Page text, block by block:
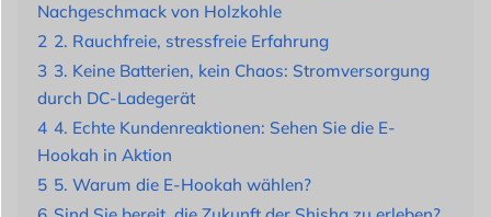
Nachgeschmack von Holzkohle
2 2. Rauchfreie, stressfreie Erfahrung
3 3. Keine Batterien, kein Chaos: Stromversorgung
durch DC-Ladegerät
4 4. Echte Kundenreaktionen: Sehen Sie die E-
Hookah in Aktion
5 5. Warum die E-Hookah wählen?